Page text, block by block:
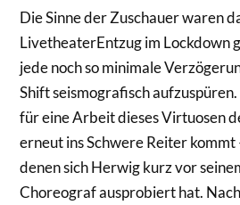
Die Sinne der Zuschauer waren
LivetheaterEntzug im Lockdown
jede noch so minimale
Shift seismografisch
für eine Arbeit dieses Virtuosen
erneut ins Schwere Reiter
denen sich Herwig kurz vor
Choreograf ausprobiert hat.